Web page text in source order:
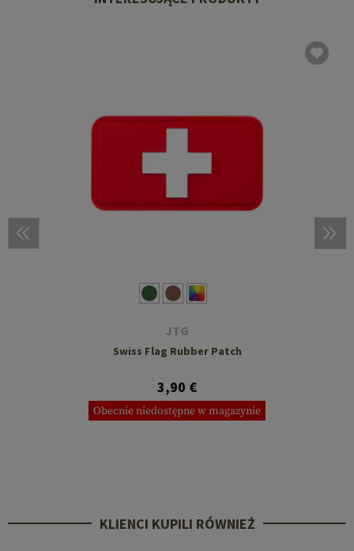
JTG
Swiss Flag Rubber Patch
3,90 €
Obecnie niedostępne w magazynie
KLIENCI KUPILI RÓWNIEŻ